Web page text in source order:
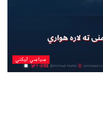
سیاسي لیکني